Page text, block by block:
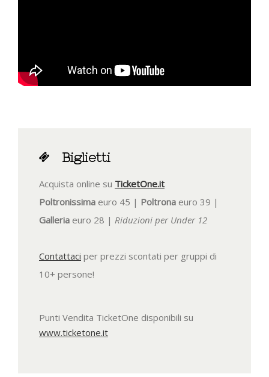
Biglietti
Acquista online su TicketOne.it
Poltronissima euro 45 | Poltrona euro 39 |
Galleria euro 28 | Riduzioni per Under 12
Contattaci per prezzi scontati per gruppi di
10+ persone!
Punti Vendita TicketOne disponibili su
www.ticketone.it